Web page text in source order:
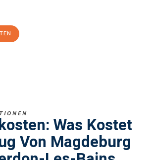
Was Kostet
Von Magdeburg